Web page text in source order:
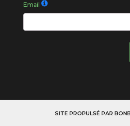
Email
SITE PROPULSÉ PAR